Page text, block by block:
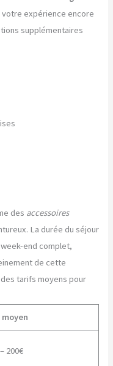
expérience encore
supplémentaires
des accessoires
La durée du séjour
end complet,
de cette
tarifs moyens pour
200€